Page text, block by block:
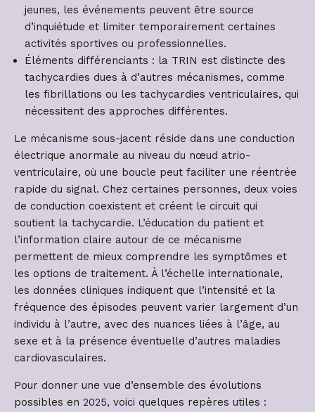
jeunes, les événements peuvent être source
d’inquiétude et limiter temporairement certaines
activités sportives ou professionnelles.
Éléments différenciants : la TRIN est distincte des
tachycardies dues à d’autres mécanismes, comme
les fibrillations ou les tachycardies ventriculaires, qui
nécessitent des approches différentes.
Le mécanisme sous-jacent réside dans une conduction
électrique anormale au niveau du nœud atrio-
ventriculaire, où une boucle peut faciliter une réentrée
rapide du signal. Chez certaines personnes, deux voies
de conduction coexistent et créent le circuit qui
soutient la tachycardie. L’éducation du patient et
l’information claire autour de ce mécanisme
permettent de mieux comprendre les symptômes et
les options de traitement. À l’échelle internationale,
les données cliniques indiquent que l’intensité et la
fréquence des épisodes peuvent varier largement d’un
individu à l’autre, avec des nuances liées à l’âge, au
sexe et à la présence éventuelle d’autres maladies
cardiovasculaires.
Pour donner une vue d’ensemble des évolutions
possibles en 2025, voici quelques repères utiles :